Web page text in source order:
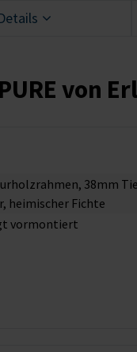
von
38mm
heimischer Fichte
vormontiert